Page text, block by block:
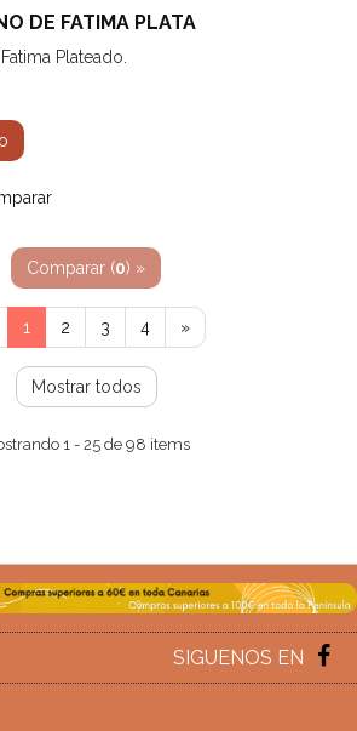
DE FATIMA PLATA
Plateado.
Comparar (0) »
1 2 3 4 »
Mostrar todos
1 - 25 de 98 items
SIGUENOS EN